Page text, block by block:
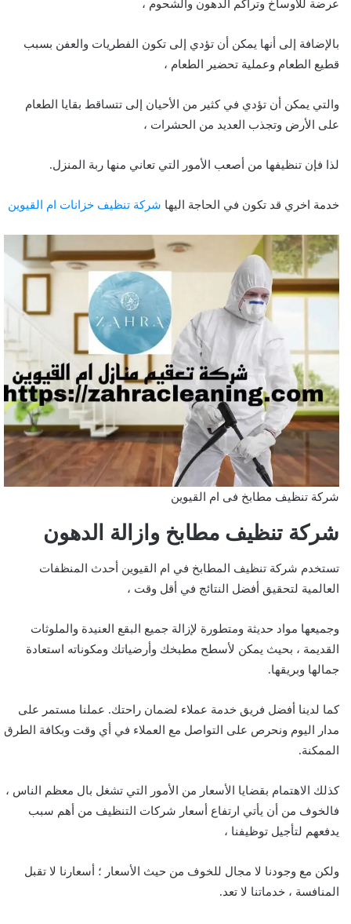
عرضة للأوساخ وتراكم الدهون والشحوم ،
بالإضافة إلى أنها يمكن أن تؤدي إلى تكون الفطريات والعفن بسبب
قطيع الطعام وعملية تحضير الطعام ،
والتي يمكن أن تؤدي في كثير من الأحيان إلى تتساقط بقايا الطعام
على الأرض وتجذب العديد من الحشرات ،
لذا فإن تنظيفها من أصعب الأمور التي تعاني منها ربة المنزل.
خدمة اخري قد تكون في الحاجة اليها شركة تنظيف خزانات ام القيوين
شركة تنظيف مطابخ فى ام القيوين
شركة تنظيف مطابخ وازالة الدهون
تستخدم شركة تنظيف المطابخ في ام القيوين أحدث المنظفات
العالمية لتحقيق أفضل النتائج في أقل وقت ،
وجميعها مواد حديثة ومتطورة لإزالة جميع البقع العنيدة والملوثات
القديمة ، بحيث يمكن لأسطح مطبخك وأرضياتك ومكوناته استعادة
جمالها وبريقها.
كما لدينا أفضل فريق خدمة عملاء لضمان راحتك. عملنا مستمر على
مدار اليوم ونحرص على التواصل مع العملاء في أي وقت وبكافة الطرق
الممكنة.
كذلك الاهتمام بقضايا الأسعار من الأمور التي تشغل بال معظم الناس ،
فالخوف من أن يأتي ارتفاع أسعار شركات التنظيف من أهم سبب
يدفعهم لتأجيل توظيفنا ،
ولكن مع وجودنا لا مجال للخوف من حيث الأسعار ؛ أسعارنا لا تقبل
المنافسة ، خدماتنا لا تعد.